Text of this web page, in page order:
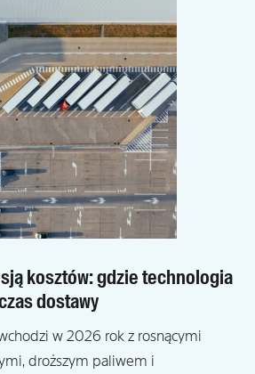
kosztów: gdzie technologia
dostawy
w 2026 rok z rosnącymi
droższym paliwem i